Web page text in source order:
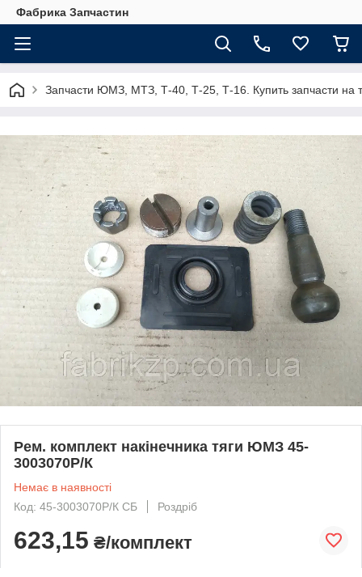
Фабрика Запчастин
Запчасти ЮМЗ, МТЗ, Т-40, Т-25, Т-16. Купить запчасти
Рем. комплект накінечника тяги ЮМЗ 45-
3003070Р/К
Немає в наявності
Код: 45-3003070Р/К СБ
Роздріб
623,15 ₴/комплект